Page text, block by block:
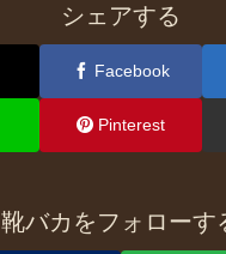
シェアする
Facebook
Pinterest
靴バカをフォローす